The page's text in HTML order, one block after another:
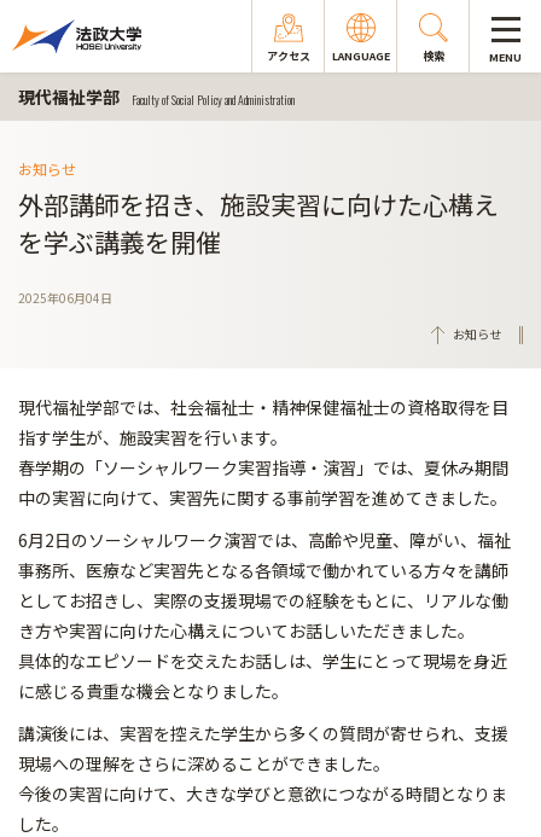
アクセス LANGUAGE 検索 MENU
現代福祉学部 Faculty of Social Policy and Administration
お知らせ
外部講師を招き、施設実習に向けた心構え
を学ぶ講義を開催
2025年06月04日
お知らせ
現代福祉学部では、社会福祉士・精神保健福祉士の資格取得を目
指す学生が、施設実習を行います。
春学期の「ソーシャルワーク実習指導・演習」では、夏休み期間
中の実習に向けて、実習先に関する事前学習を進めてきました。
6月2日のソーシャルワーク演習では、高齢や児童、障がい、福祉
事務所、医療など実習先となる各領域で働かれている方々を講師
としてお招きし、実際の支援現場での経験をもとに、リアルな働
き方や実習に向けた心構えについてお話しいただきました。
具体的なエピソードを交えたお話しは、学生にとって現場を身近
に感じる貴重な機会となりました。
講演後には、実習を控えた学生から多くの質問が寄せられ、支援
現場への理解をさらに深めることができました。
今後の実習に向けて、大きな学びと意欲につながる時間となりま
した。